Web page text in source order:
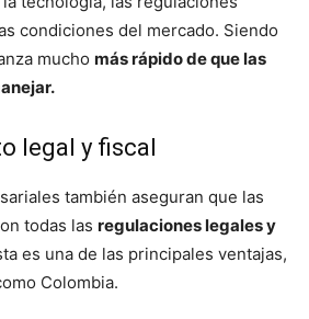
condiciones del mercado. Siendo
mucho más rápido de que las
legal y fiscal
también aseguran que las
todas las regulaciones legales y
es una de las principales ventajas,
Colombia.